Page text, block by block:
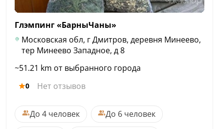
Глэмпинг«БарныЧаны»
Московская обл, г Дмитров, деревня Минеево,
тер Минеево Западное, д 8
~51.21 km от выбранного города
0 Нет отзывов
До 4 человек
До 6 человек